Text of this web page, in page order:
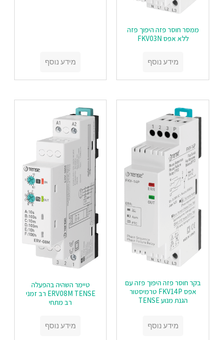
ממסר חוסר פזה היפוך פזה
ללא אפס FKV03N
מידע נוסף מידע נוסף
בקר חוסר פזה היפוך פזה עם
אפס FKV14P טרמיסטור
הגנת מנוע TENSE
מידע נוסף
טיימר השהיה בהפעלה
ERV08M TENSE רב זמני
רב מתחי
מידע נוסף